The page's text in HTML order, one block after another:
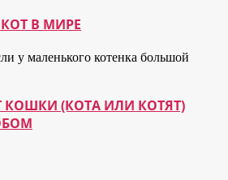
В МИРЕ
КОШКИ (КОТА ИЛИ КОТЯТ)